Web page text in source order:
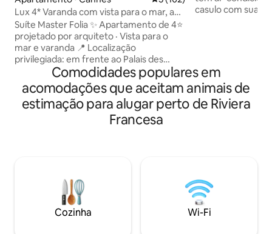
Lux 4* Varanda com vista para o mar, a
poucos passos do Palais e da praia
Suíte Master Folia ✨ Apartamento de 4⭐
projetado por arquiteto · Vista para o
mar e varanda 📍 Localização
privilegiada: em frente ao Palais des
Festivals, a 2 minutos a pé das praias 🛍
Lojas e restaurantes a 1 min 🛏️ 1 quarto ·
Cama queen size arrumada, conforto
com qualidade de hotel + sofá-cama 🛜
Wi-Fi de fibra, Smart TV, Netflix, ar-
condicionado 🍽️ Cozinha totalmente
check-in🔑 24h ✔ Check-in antecipado e
check-out tardio mediante solicitação
casulo com sua
e serenidade se
viajando sozinho
querido, este
aconchegante
de uma
Comodidades populares em
acomodações que aceitam animais de
estimação para alugar perto de Riviera
Francesa
Cozinha Wi-Fi